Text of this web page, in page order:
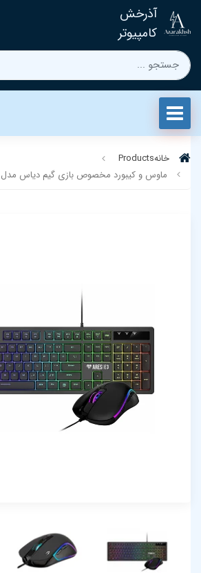
آذرخش
کامپیوتر
خانهProducts
ماوس و کیبورد مخصوص بازی گیم دیاس مدل ARES E3 2-IN-1 COMBO